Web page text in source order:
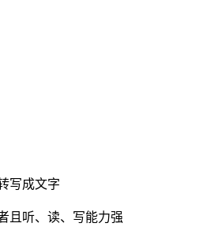
写成文字
且听、读、写能力强